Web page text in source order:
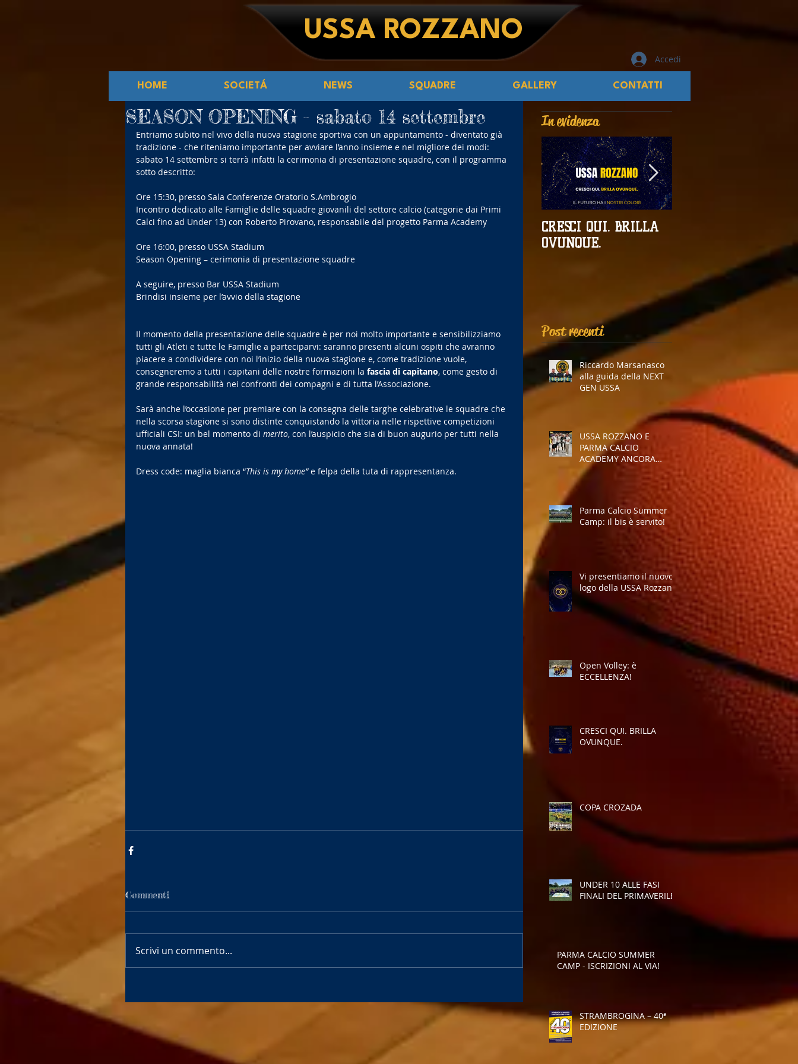
USSA ROZZANO
Accedi
In evidenza
CRESCI QUI. BRILLA
OVUNQUE.
Provinciali al giro di
SEASON OPENING - sabato 14 settembre
Entriamo subito nel vivo della nuova stagione sportiva con un appuntamento - diventato già
tradizione - che riteniamo importante per avviare l’anno insieme e nel migliore dei modi:
sabato 14 settembre si terrà infatti la cerimonia di presentazione squadre, con il programma
sotto descritto:
Ore 15:30, presso Sala Conferenze Oratorio S.Ambrogio
Incontro dedicato alle Famiglie delle squadre giovanili del settore calcio (categorie dai Primi
Calci fino ad Under 13) con Roberto Pirovano, responsabile del progetto Parma Academy
Ore 16:00, presso USSA Stadium
Season Opening – cerimonia di presentazione squadre
A seguire, presso Bar USSA Stadium
Brindisi insieme per l’avvio della stagione
Il momento della presentazione delle squadre è per noi molto importante e sensibilizziamo
tutti gli Atleti e tutte le Famiglie a parteciparvi: saranno presenti alcuni ospiti che avranno
piacere a condividere con noi l’inizio della nuova stagione e, come tradizione vuole,
consegneremo a tutti i capitani delle nostre formazioni la fascia di capitano, come gesto di
grande responsabilità nei confronti dei compagni e di tutta l’Associazione.
Sarà anche l’occasione per premiare con la consegna delle targhe celebrative le squadre che
nella scorsa stagione si sono distinte conquistando la vittoria nelle rispettive competizioni
ufficiali CSI: un bel momento di merito, con l’auspicio che sia di buon augurio per tutti nella
nuova annata!
Dress code: maglia bianca “This is my home” e felpa della tuta di rappresentanza.
Commenti
Scrivi un commento...
Riccardo Marsanasco
alla guida della NEXT
GEN USSA
USSA ROZZANO E
PARMA CALCIO
ACADEMY ANCORA
INSIEME
Parma Calcio Summer
Camp: il bis è servito!
Vi presentiamo il nuovo
logo della USSA Rozzano
Open Volley: è
ECCELLENZA!
CRESCI QUI. BRILLA
OVUNQUE.
COPA CROZADA
UNDER 10 ALLE FASI
FINALI DEL PRIMAVERILE
PARMA CALCIO SUMMER
CAMP - ISCRIZIONI AL VIA!
STRAMBROGINA – 40ª
EDIZIONE
Post recenti
HOME SOCIETÁ NEWS SQUADRE GALLERY CONTATTI